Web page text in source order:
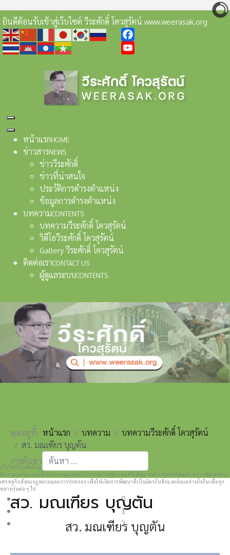
ยินดีต้อนรับเข้าสู่เว็บไซต์ วีระศักดิ์ โควสุรัตน์ www.weerasak.org
Facebook
หน้าแรกHOME
ข่าวสารNEWS
ข่าววีระศักดิ์
ข่าวที่น่าสนใจ
ประวัติการดำรงตำแหน่ง
ข้อมูลการดำรงตำแหน่ง
บทความCONTENTS
บทความวีระศักดิ์ โควสุรัตน์
วิดีโอวีระศักดิ์ โควสุรัตน์
Gallery วีระศักดิ์ โควสุรัตน์
ติดต่อเราCONTACT US
ผู้ดูแลระบบCONTENTS
เว็บไซต์วีระศักดิ์ โควสุรัตน์ www.weerasak.org
มีความมุ่งมั่นเเละตั้งใจในการเผยแพร่เรื่องราวความรู้ความเข้าใจในการสร้างสรรค์สังคมด้วย การพัฒนาด้าน
เศรษฐกิจสังคมกฎหมายและการปกครอง เพื่อให้เกิดการพัฒนาที่เป็นมิตรกับสิ่งแวดล้อมอย่างยั่งยืนเพื่อลูก
หลานรุ่นต่อ ๆ ไป
0
1
2
คุณอยู่ที่: หน้าแรก บทความ
บทความวีระศักดิ์ โควสุรัตน์
สว. มณเฑียร บุญตัน
การค้นหา
Type 2 or more characters for results.
สว. มณเฑียร บุญตัน
สว. มณเฑียร บุญตัน